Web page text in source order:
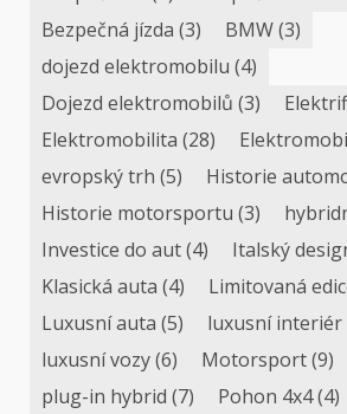
Bezpečná jízda (3) BMW(3)
dojezd elektromobilu (4)
Dojezd elektromobilů (3)
Elektromobilita (28)
evropský trh (5) Historie
Historie motorsportu (3)
Investice do aut(4) Italský
Klasická auta (4) Limitovaná
Luxusní auta (5) luxusní interiér
luxusní vozy(6) Motorsport(9)
plug-in hybrid (7) Pohon 4x4(4)